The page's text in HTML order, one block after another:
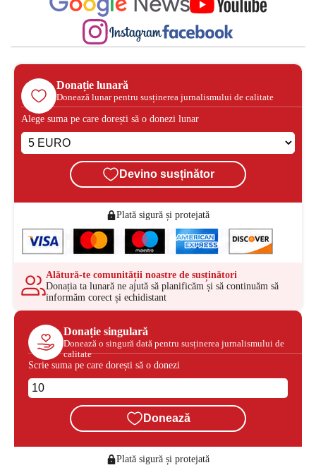
Donație lunară
Donează lunar pentru susținerea jurnalismului de calitate
Alege suma pe care dorești să o donezi lunar
Devino susținător
Plată sigură și protejată
Alătură-te comunității noastre de susținători
Donația ta lunară ne ajută să planificăm și să continuăm să
informăm corect și echidistant
Donație singulară
Donează o singură dată pentru susținerea jurnalismului de
calitate
Scrie suma pe care dorești să o donezi
Donează
Plată sigură și protejată